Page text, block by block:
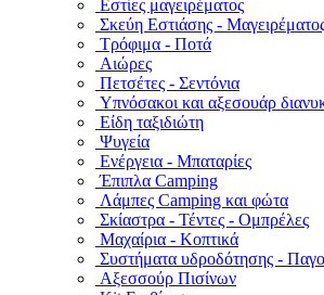
Εστίες μαγειρέματος
Σκεύη Εστιάσης -
Τρόφιμα - Ποτά
Αιώρες
Πετσέτες - Σεντόνια
Υπνόσακοι και αξεσουάρ
Είδη ταξιδιώτη
Ψυγεία
Ενέργεια - Μπαταρίες
Έπιπλα Camping
Λάμπες Camping και φώτα
Σκίαστρα - Τέντες - Ομπρέλες
Μαχαίρια - Κοπτικά
Συστήματα υδροδότησης -
Αξεσσούρ Πισίνων